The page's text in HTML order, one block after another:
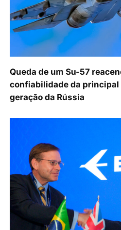
Queda de um Su-57
confiabilidade da principal
geração da Rússia